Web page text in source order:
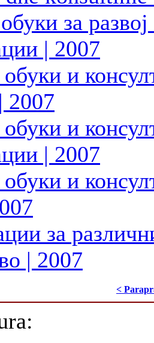
за
| 2007
и
2007
и
| 2007
и
за
| 2007
<